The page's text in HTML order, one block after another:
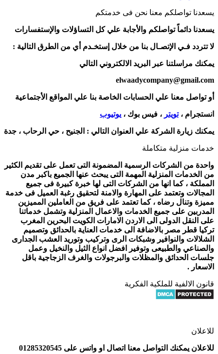
يسعدنا تواصلكم معنا نحن فى خدمتكم
يسعدنا دائماً تواصلكم والأجابة علي كل التساؤلات والإستفسارات
لا تتردد فـي الإتصـال بنا من خلال إستخـدم أي من الطرق التالية :
يمكنك مراسلتنا عبر البريد الالكتروني التالي
elwaadycompany@gmail.com
أو تواصل معنا علي الحسابات الخاصة بنا علي المواقع الأجتماعية
انستجرام ،تويتر ، فيس بوك ، يوتيوب
يمكنك زيارة الشركة علي العنوان التالي : الجنيح ، حي الرحاب ، جدة
خدمات منزلية متكاملة
واحدة من الشركات الرسمية المضمونة التى تعمل على تقديم الكثير
من الخدمات المنزلية المهمة التى يبحث عنها الجميع باكبر مدن
المملكة ، كما انها من الشركات التى لها خبرة كبيرة فى جميع
المجالات وتعتمد على المهارة والامنة لتحقيق رغبة العميل فى خدمة
مميزة وتنال رضاه ، كما تعتمد على فريق من العاملين المميزين
المدربين على جميع الخدمات والاعمال المنزلية وتشمل خدماتنا
على النقل الدولى الى الاردن الامارات الكويت البحرين المغرب
تركيا قطر مصر بالاضافة الى خدمات العناية بالحدائق وتصميم
الشلالات والنوافير وشبكات الرى وتركيب وتوريد العشب الجدارى
والصناعي والطبيعى وتوفير افضل انواع الثيل والنخيل وعمل
جلسات الحدائق والمظلات والبرجولات والغرف الزجاجية باقل
الاسعار .
قانون الالفية للملكية الفكرية
للاعلان
للاعلان يمكنك التواصل معنا اتصال او واتس على 01285320545